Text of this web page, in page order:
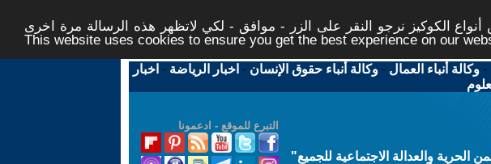
الكوكيز نرجو النقر على الزر - موافق - لكي لاتظهر هذه الرسالة مرة اخرى -
This website uses cookies to ensure you get the best experience on our
-وكالة أنباء العمال -وكالة أنباء حقوق الإنسان - اخبار الرياضة - اخبار
التبرع للموقع - ادعمونا
والعدالة الاجتماعية للجميع"